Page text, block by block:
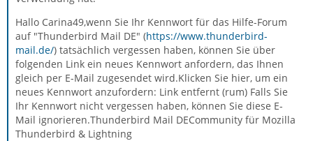
Hallo Carina49,wenn Sie Ihr Kennwort für das Hilfe-Forum
auf "Thunderbird Mail DE" (https://www.thunderbird-
mail.de/) tatsächlich vergessen haben, können Sie über
folgenden Link ein neues Kennwort anfordern, das Ihnen
gleich per E-Mail zugesendet wird.Klicken Sie hier, um ein
neues Kennwort anzufordern: Link entfernt (rum) Falls Sie
Ihr Kennwort nicht vergessen haben, können Sie diese E-
Mail ignorieren.Thunderbird Mail DECommunity für Mozilla
Thunderbird & Lightning